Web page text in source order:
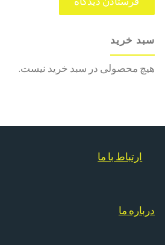
سبد خرید
هیچ محصولی در سبد خرید نیست.
ارتباط با ما
درباره ما